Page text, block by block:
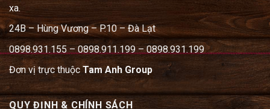
xa.
24B – Hùng Vương – P.10 – Đà Lạt
0898.931.155 – 0898.911.199 – 0898.931.199
Đơn vị trực thuộcTam Anh Group
QUY ĐỊNH & CHÍNH SÁCH